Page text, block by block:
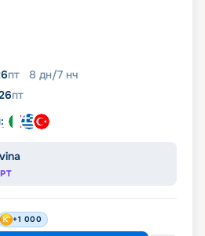
пт 8 дн/7 нч
пт
+1 000